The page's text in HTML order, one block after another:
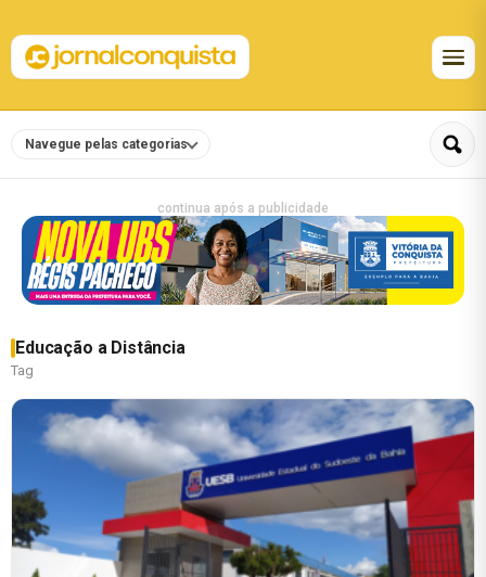
Navegue pelas categorias
continua após a publicidade
Educação a Distância
Tag